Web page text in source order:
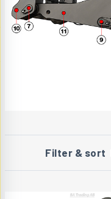
Filter & sort